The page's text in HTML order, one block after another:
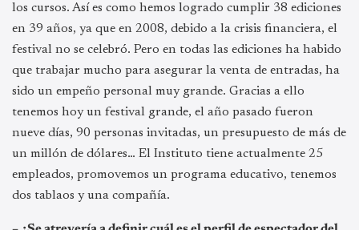
los cursos. Así es como hemos logrado cumplir 38 ediciones
en 39 años, ya que en 2008, debido a la crisis financiera, el
festival no se celebró. Pero en todas las ediciones ha habido
que trabajar mucho para asegurar la venta de entradas, ha
sido un empeño personal muy grande. Gracias a ello
tenemos hoy un festival grande, el año pasado fueron
nueve días, 90 personas invitadas, un presupuesto de más de
un millón de dólares… El Instituto tiene actualmente 25
empleados, promovemos un programa educativo, tenemos
dos tablaos y una compañía.